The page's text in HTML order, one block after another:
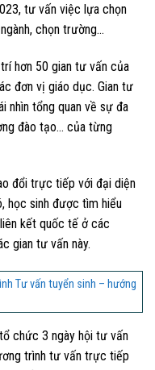
tư vấn việc lựa chọn
chọn trường…
hơn 50 gian tư vấn của
đơn vị giáo dục. Gian tư
nhìn tổng quan về sự đa
đào tạo… của từng
đổi trực tiếp với đại diện
học sinh được tìm hiểu
kết quốc tế ở các
gian tư vấn này.
chức 3 ngày hội tư vấn
trình tư vấn trực tiếp